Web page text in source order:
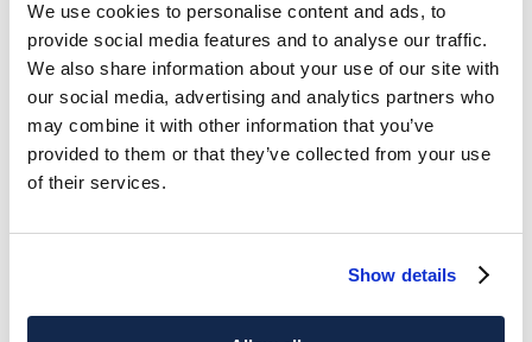
We use cookies to personalise content and ads, to
provide social media features and to analyse our traffic.
We also share information about your use of our site with
our social media, advertising and analytics partners who
may combine it with other information that you’ve
provided to them or that they’ve collected from your use
of their services.
Show details
ARTIKEL DETAILS
BESCHREIBUNG
HKB100003
-Seersucker-Badehose im Regular Fit aus
Baumwollmischgewebe.
-Vollständig elastischer Bund mit Kontrastfutter.
PFLEGE
LIEFERUNG UND RÜCKGABE
Kostenlose Lieferung und Rückgabe
FREE Click & Collect 4-5 Werktage